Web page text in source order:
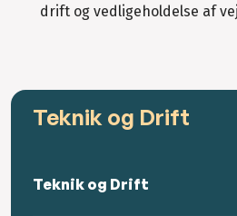
drift og vedligeholdelse af
Teknik og Drift
Teknik og Drift